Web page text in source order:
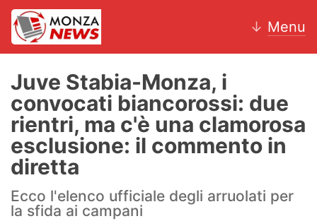
↓ Menu
News
AC Monza
Calcio
Motori
Juve Stabia-Monza, i
convocati biancorossi: due
rientri, ma c'è una clamorosa
esclusione: il commento in
diretta
Ecco l'elenco ufficiale degli arruolati per
la sfida ai campani